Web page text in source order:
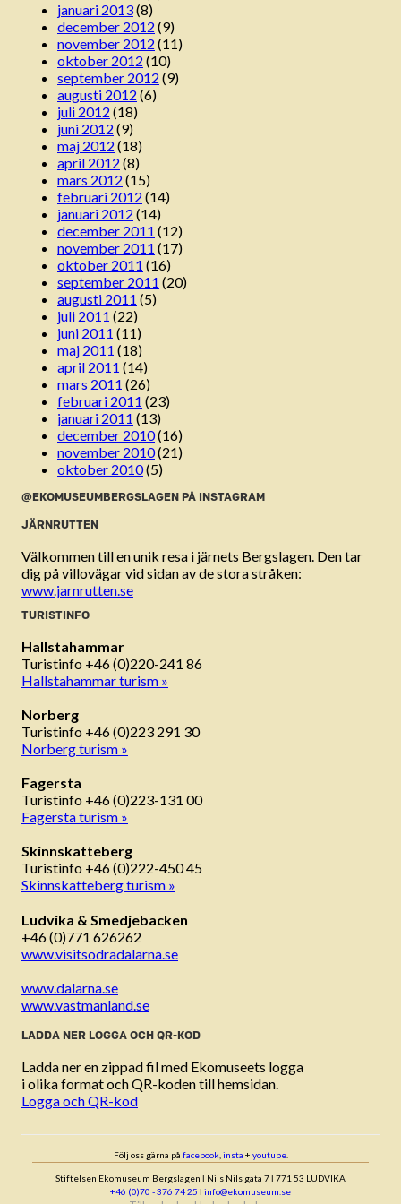
januari 2013(8)
december 2012 (9)
november 2012 (11)
oktober 2012 (10)
september 2012 (9)
augusti 2012 (6)
juli 2012 (18)
juni 2012 (9)
maj 2012 (18)
april 2012 (8)
mars 2012 (15)
februari 2012 (14)
januari 2012 (14)
december 2011 (12)
november 2011 (17)
oktober 2011 (16)
september 2011 (20)
augusti 2011 (5)
juli 2011 (22)
juni 2011 (11)
maj 2011 (18)
april 2011 (14)
mars 2011 (26)
februari 2011 (23)
januari 2011 (13)
december 2010(16)
november 2010(21)
oktober 2010(5)
@EKOMUSEUMBERGSLAGEN PÅ INSTAGRAM
JÄRNRUTTEN
Välkommen till en unik resa i järnets Bergslagen. Den tar
dig på villovägar vid sidan av de stora stråken:
www.jarnrutten.se
TURISTINFO
Hallstahammar
Turistinfo +46 (0)220-241 86
Hallstahammar turism »
Norberg
Turistinfo +46 (0)223 291 30
Norberg turism »
Fagersta
Turistinfo +46 (0)223-131 00
Fagersta turism »
Skinnskatteberg
Turistinfo +46 (0)222-450 45
Skinnskatteberg turism »
Ludvika & Smedjebacken
+46 (0)771 626262
www.visitsodradalarna.se
www.dalarna.se
www.vastmanland.se
LADDA NER LOGGA OCH QR-KOD
Ladda ner en zippad fil med Ekomuseets logga
i olika format och QR-koden till hemsidan.
Logga och QR-kod
Följ oss gärna på facebook insta + youtube.
Stiftelsen Ekomuseum Bergslagen ǀ Nils Nils gata 7 ǀ 771 53 LUDVIKA
+46 (0)70 - 376 74 25 ǀ info@ekomuseum.se